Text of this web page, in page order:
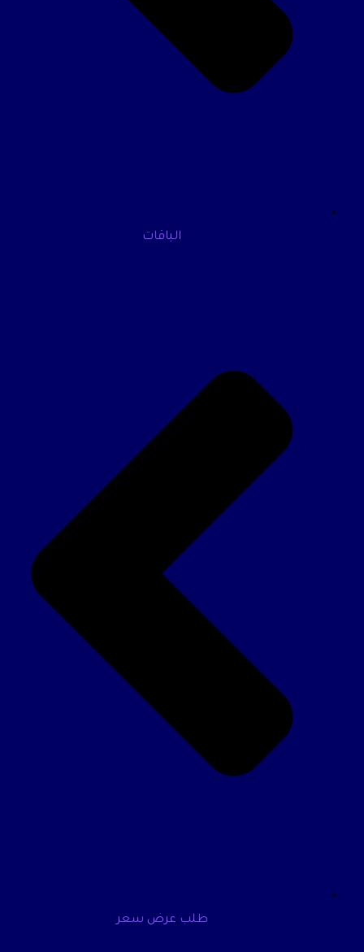
الباقات
طلب عرض سعر